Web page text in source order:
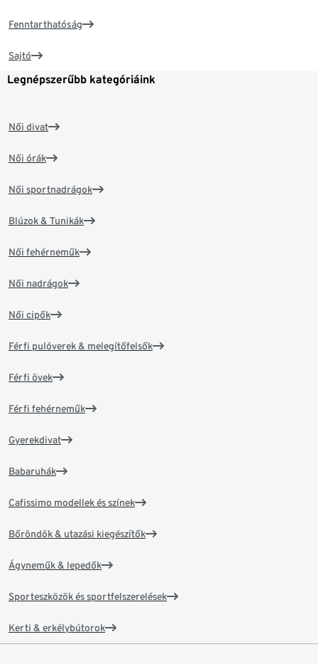
Fenntarthatóság
Sajtó
Legnépszerűbb kategóriáink
Női divat
Női órák
Női sportnadrágok
Blúzok & Tunikák
Női fehérneműk
Női nadrágok
Női cipők
Férfi pulóverek & melegítőfelsők
Férfi övek
Férfi fehérneműk
Gyerekdivat
Babaruhák
Cafissimo modellek és színek
Bőröndök & utazási kiegészítők
Ágyneműk & lepedők
Sporteszközök és sportfelszerelések
Kerti & erkélybútorok